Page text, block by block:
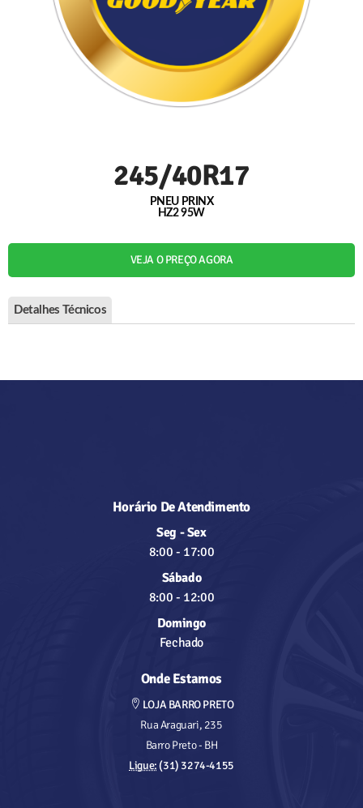
245/40R17
PNEU PRINX
HZ2 95W
VEJA O PREÇO AGORA
Detalhes Técnicos
Horário De Atendimento
Seg - Sex
8:00 - 17:00
Sábado
8:00 - 12:00
Domingo
Fechado
Onde Estamos
LOJA BARRO PRETO
Rua Araguari, 235
Barro Preto - BH
Ligue:(31) 3274-4155